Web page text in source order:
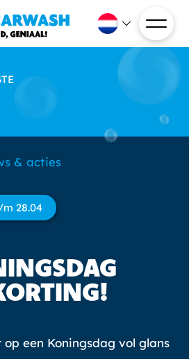
& acties
28.04
op een Koningsdag vol glans